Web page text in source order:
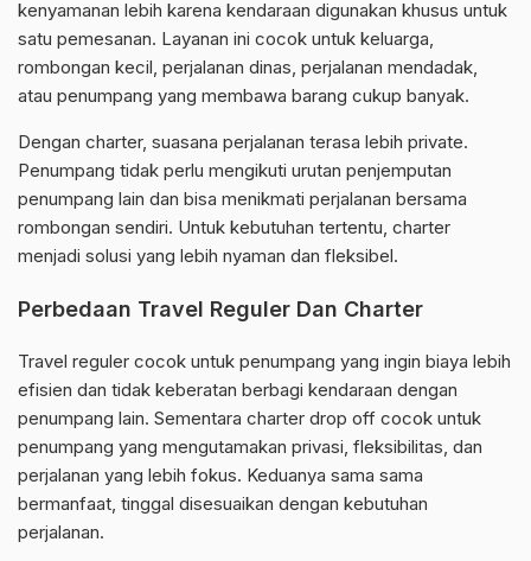
kenyamanan lebih karena kendaraan digunakan khusus untuk
satu pemesanan. Layanan ini cocok untuk keluarga,
rombongan kecil, perjalanan dinas, perjalanan mendadak,
atau penumpang yang membawa barang cukup banyak.
Dengan charter, suasana perjalanan terasa lebih private.
Penumpang tidak perlu mengikuti urutan penjemputan
penumpang lain dan bisa menikmati perjalanan bersama
rombongan sendiri. Untuk kebutuhan tertentu, charter
menjadi solusi yang lebih nyaman dan fleksibel.
Perbedaan Travel Reguler Dan Charter
Travel reguler cocok untuk penumpang yang ingin biaya lebih
efisien dan tidak keberatan berbagi kendaraan dengan
penumpang lain. Sementara charter drop off cocok untuk
penumpang yang mengutamakan privasi, fleksibilitas, dan
perjalanan yang lebih fokus. Keduanya sama sama
bermanfaat, tinggal disesuaikan dengan kebutuhan
perjalanan.